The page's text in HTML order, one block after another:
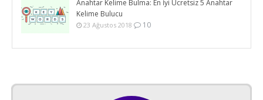
Anahtar Kelime Bulma: En İyi Ücretsiz 5 Anahtar
Kelime Bulucu
23 Ağustos 2018 10